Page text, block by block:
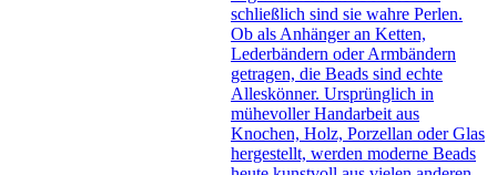
schließlich sind sie wahre Perlen.
Ob als Anhänger an Ketten,
Lederbändern oder Armbändern
getragen, die Beads sind echte
Alleskönner. Ursprünglich in
mühevoller Handarbeit aus
Knochen, Holz, Porzellan oder Glas
hergestellt, werden moderne Beads